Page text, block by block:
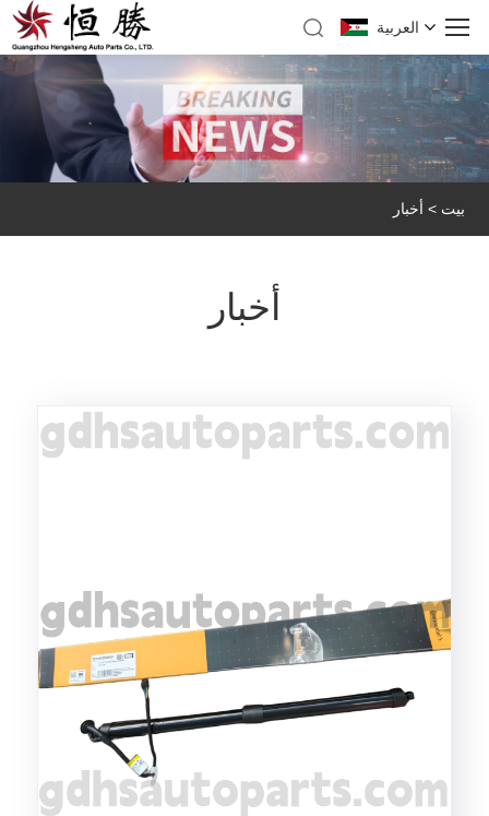
العربية
بيت > أخبار
أخبار